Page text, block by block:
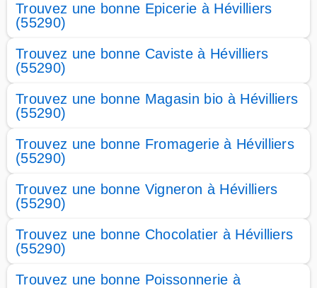
Trouvez une bonne Epicerie à Hévilliers
(55290)
Trouvez une bonne Caviste à Hévilliers
(55290)
Trouvez une bonne Magasin bio à Hévilliers
(55290)
Trouvez une bonne Fromagerie à Hévilliers
(55290)
Trouvez une bonne Vigneron à Hévilliers
(55290)
Trouvez une bonne Chocolatier à Hévilliers
(55290)
Trouvez une bonne Poissonnerie à